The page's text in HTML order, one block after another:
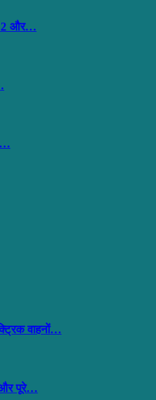
32 और…
वाहनों…
और पूरे…